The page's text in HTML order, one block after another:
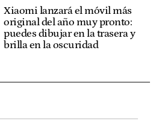
Xiaomi lanzará el móvil más
original del año muy pronto:
puedes dibujar en la trasera y
brilla en la oscuridad